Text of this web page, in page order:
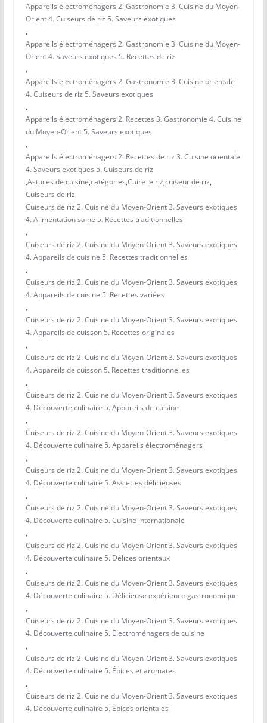
Appareils électroménagers 2. Gastronomie 3. Cuisine du Moyen-
Orient 4. Cuiseurs de riz 5. Saveurs exotiques
,
Appareils électroménagers 2. Gastronomie 3. Cuisine du Moyen-
Orient 4. Saveurs exotiques 5. Recettes de riz
,
Appareils électroménagers 2. Gastronomie 3. Cuisine orientale
4. Cuiseurs de riz 5. Saveurs exotiques
,
Appareils électroménagers 2. Recettes 3. Gastronomie 4. Cuisine
du Moyen-Orient 5. Saveurs exotiques
,
Appareils électroménagers 2. Recettes de riz 3. Cuisine orientale
4. Saveurs exotiques 5. Cuiseurs de riz
,Astuces de cuisine,catégories,Cuire le riz,cuiseur de riz,
Cuiseurs de riz,
Cuiseurs de riz 2. Cuisine du Moyen-Orient 3. Saveurs exotiques
4. Alimentation saine 5. Recettes traditionnelles
,
Cuiseurs de riz 2. Cuisine du Moyen-Orient 3. Saveurs exotiques
4. Appareils de cuisine 5. Recettes traditionnelles
,
Cuiseurs de riz 2. Cuisine du Moyen-Orient 3. Saveurs exotiques
4. Appareils de cuisine 5. Recettes variées
,
Cuiseurs de riz 2. Cuisine du Moyen-Orient 3. Saveurs exotiques
4. Appareils de cuisson 5. Recettes originales
,
Cuiseurs de riz 2. Cuisine du Moyen-Orient 3. Saveurs exotiques
4. Appareils de cuisson 5. Recettes traditionnelles
,
Cuiseurs de riz 2. Cuisine du Moyen-Orient 3. Saveurs exotiques
4. Découverte culinaire 5. Appareils de cuisine
,
Cuiseurs de riz 2. Cuisine du Moyen-Orient 3. Saveurs exotiques
4. Découverte culinaire 5. Appareils électroménagers
,
Cuiseurs de riz 2. Cuisine du Moyen-Orient 3. Saveurs exotiques
4. Découverte culinaire 5. Assiettes délicieuses
,
Cuiseurs de riz 2. Cuisine du Moyen-Orient 3. Saveurs exotiques
4. Découverte culinaire 5. Cuisine internationale
,
Cuiseurs de riz 2. Cuisine du Moyen-Orient 3. Saveurs exotiques
4. Découverte culinaire 5. Délices orientaux
,
Cuiseurs de riz 2. Cuisine du Moyen-Orient 3. Saveurs exotiques
4. Découverte culinaire 5. Délicieuse expérience gastronomique
,
Cuiseurs de riz 2. Cuisine du Moyen-Orient 3. Saveurs exotiques
4. Découverte culinaire 5. Électroménagers de cuisine
,
Cuiseurs de riz 2. Cuisine du Moyen-Orient 3. Saveurs exotiques
4. Découverte culinaire 5. Épices et aromates
,
Cuiseurs de riz 2. Cuisine du Moyen-Orient 3. Saveurs exotiques
4. Découverte culinaire 5. Épices orientales